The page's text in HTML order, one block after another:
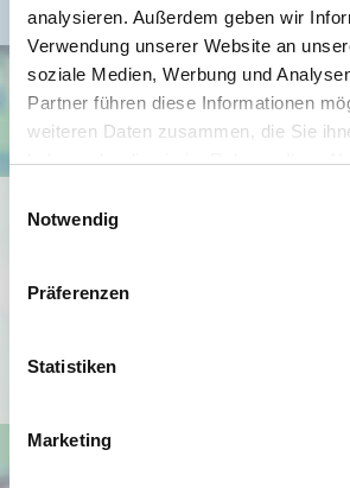
analysieren. Außerdem geben wir
Verwendung unserer Website an
soziale Medien, Werbung und
Partner führen diese Informationen
weiteren Daten zusammen, die Sie
haben oder die sie im Rahmen Ihrer
Notwendig
Präferenzen
Statistiken
Marketing
Ich bin damit einverstanden, dass mir
(https://policies.google.com/